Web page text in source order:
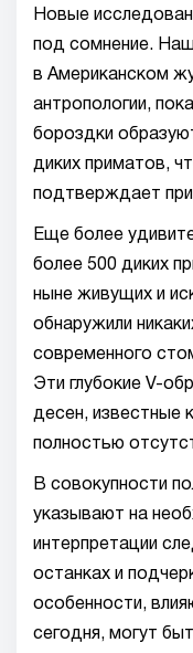
Новые
под сомнение.
в Американском
антропологии,
бороздки
диких приматов,
подтверждает
Еще более
более 500 диких
ныне живущих и
обнаружили
современного
Эти глубокие V-
десен, известные
полностью
В совокупности
указывают на
интерпретации
останках и
особенности,
сегодня, могут